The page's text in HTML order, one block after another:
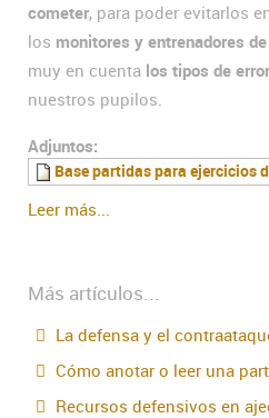
cometer, para poder evitarlos
los monitores y entrenadores
muy en cuenta los tipos de
nuestros pupilos.
Adjuntos:
Base partidas para ejercicios
Leer más...
Más artículos...
La defensa y el
Cómo anotar o leer una
Recursos defensivos en